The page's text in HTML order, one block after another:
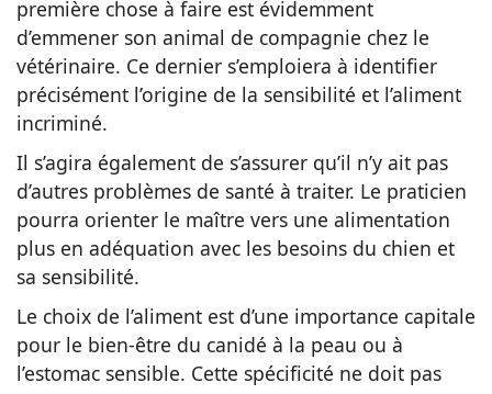
première chose à faire est évidemment
d’emmener son animal de compagnie chez le
vétérinaire. Ce dernier s’emploiera à identifier
précisément l’origine de la sensibilité et l’aliment
incriminé.
Il s’agira également de s’assurer qu’il n’y ait pas
d’autres problèmes de santé à traiter. Le praticien
pourra orienter le maître vers une alimentation
plus en adéquation avec les besoins du chien et
sa sensibilité.
Le choix de l’aliment est d’une importance capitale
pour le bien-être du canidé à la peau ou à
l’estomac sensible. Cette spécificité ne doit pas